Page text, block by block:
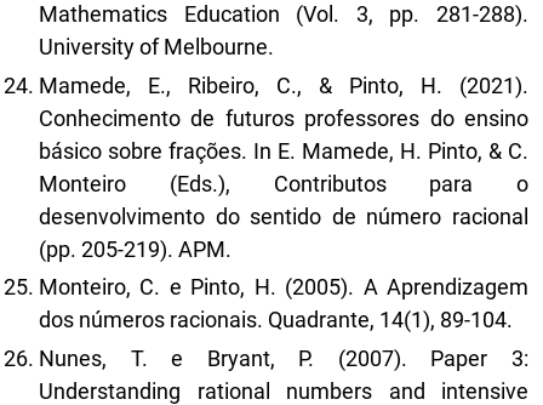
Mathematics Education (Vol. 3, pp. 281-288).
University of Melbourne.
Mamede, E., Ribeiro, C., & Pinto, H. (2021).
Conhecimento de futuros professores do ensino
básico sobre frações. In E. Mamede, H. Pinto, & C.
Monteiro (Eds.), Contributos para o
desenvolvimento do sentido de número racional
(pp. 205-219). APM.
Monteiro, C. e Pinto, H. (2005). A Aprendizagem
dos números racionais. Quadrante, 14(1), 89-104.
Nunes, T. e Bryant, P. (2007). Paper 3:
Understanding rational numbers and intensive